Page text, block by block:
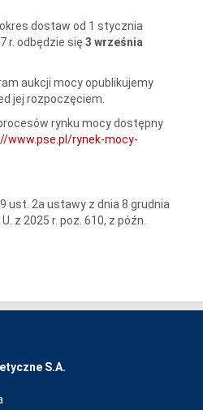
dostaw od 1 stycznia
r. odbędzie się 3 września
aukcji mocy opublikujemy
jej rozpoczęciem.
rynku mocy dostępny
www.pse.pl/rynek-mocy-
ust. 2a ustawy z dnia 8 grudnia
z 2025 r. poz. 610, z późn.
S.A.